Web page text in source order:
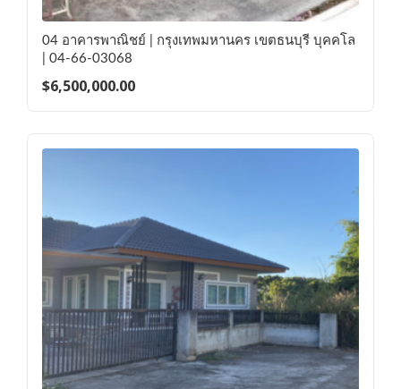
04 อาคารพาณิชย์ | กรุงเทพมหานคร เขตธนบุรี บุคคโล
| 04-66-03068
$6,500,000.00